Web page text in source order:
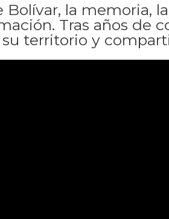
Bolívar, la memoria,
Tras años de
territorio y